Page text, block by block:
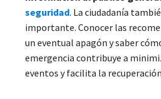
seguridad. La ciudadanía
importante. Conocer las
un eventual apagón y saber
emergencia contribuye a
eventos y facilita la